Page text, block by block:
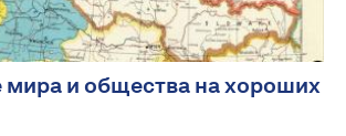
мира и общества на хороших